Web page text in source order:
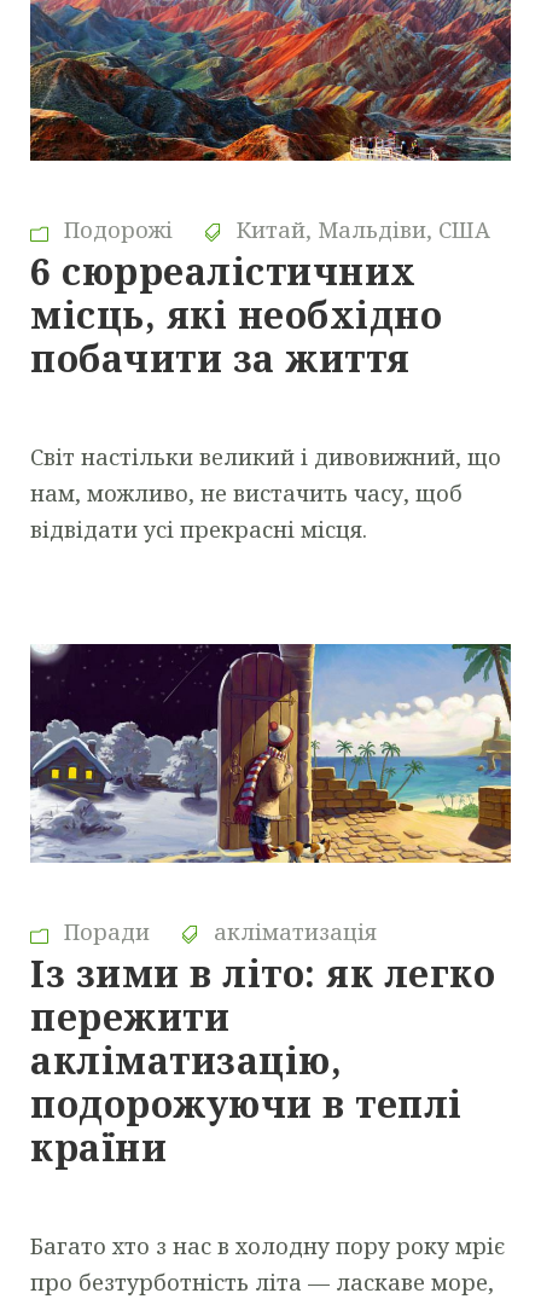
Подорожі Китай, Мальдіви, США
6 сюрреалістичних
місць, які необхідно
побачити за життя
Світ настільки великий і дивовижний, що
нам, можливо, не вистачить часу, щоб
відвідати усі прекрасні місця.
Поради акліматизація
Із зими в літо: як легко
пережити
акліматизацію,
подорожуючи в теплі
країни
Багато хто з нас в холодну пору року мріє
про безтурботність літа — ласкаве море,